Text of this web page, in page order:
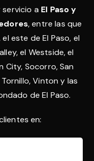
a El Paso y
, entre las que
este de El Paso, el
el Westside, el
City, Socorro, San
Vinton y las
de El Paso.
en: